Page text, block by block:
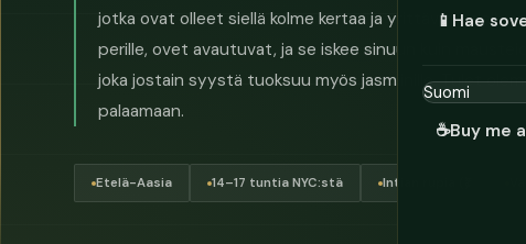
📱 Hae
☕Buy me
jotka ovat olleet siellä kolme kertaa ja yrittävät
perille, ovet avautuvat, ja se iskee sinuun kuin
joka jostain syystä tuoksuu myös jasmiinille. Tulet
palaamaan.
Etelä-Aasia 14–17 tuntia NYC:stä Intian rupia (₹)